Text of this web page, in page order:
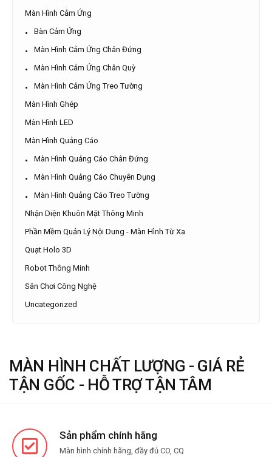
Màn Hình Cảm Ứng
Bàn Cảm Ứng
Màn Hình Cảm Ứng Chân Đứng
Màn Hình Cảm Ứng Chân Quỳ
Màn Hình Cảm Ứng Treo Tường
Màn Hình Ghép
Màn Hình LED
Màn Hình Quảng Cáo
Màn Hình Quảng Cáo Chân Đứng
Màn Hình Quảng Cáo Chuyên Dụng
Màn Hình Quảng Cáo Treo Tường
Nhận Diện Khuôn Mặt Thông Minh
Phần Mềm Quản Lý Nội Dung - Màn Hình Từ Xa
Quạt Holo 3D
Robot Thông Minh
Sân Chơi Công Nghệ
Uncategorized
MÀN HÌNH CHẤT LƯỢNG - GIÁ RẺ
TẬN GỐC - HỖ TRỢ TẬN TÂM
Sản phẩm chính hãng
Màn hình chính hãng, đầy đủ CO, CQ